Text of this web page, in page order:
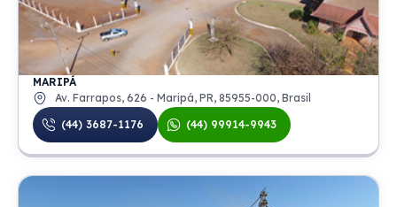
MARIPÁ
Av. Farrapos, 626 - Maripá, PR, 85955-000, Brasil
(44) 3687-1176
(44) 99914-9943